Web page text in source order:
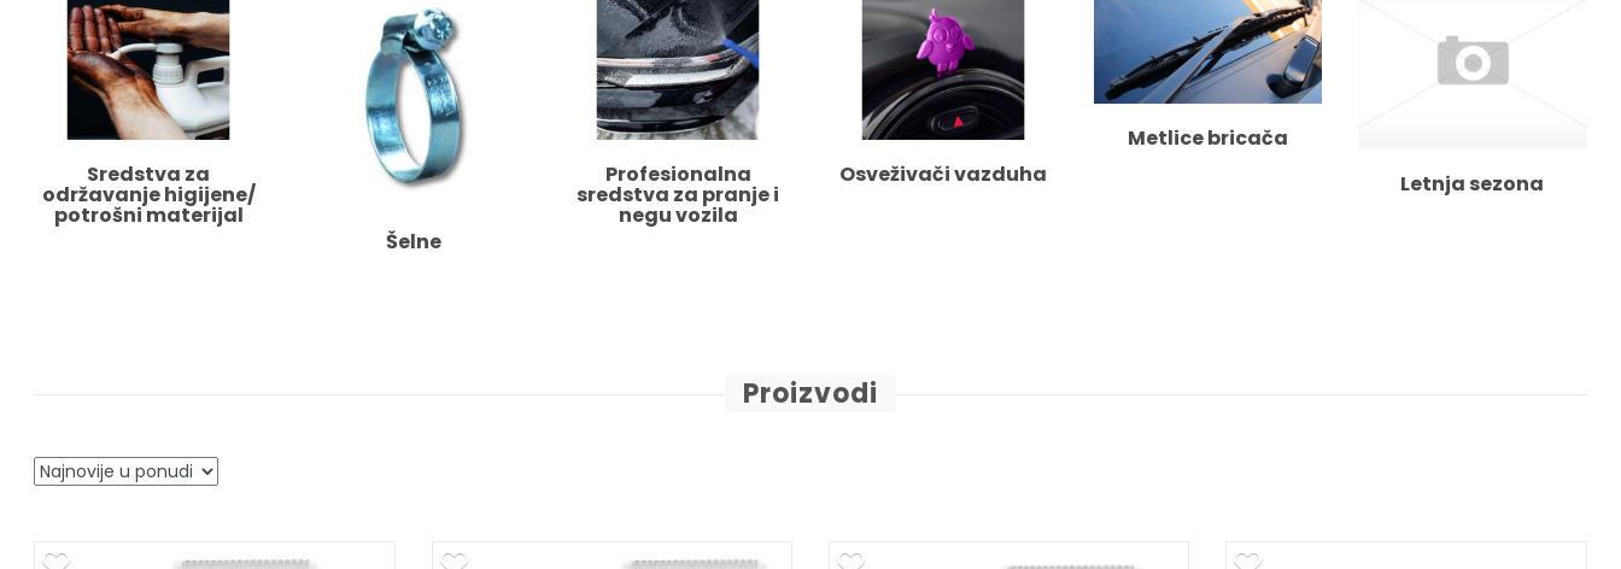
Sredstva za
održavanje higijene/
potrošni materijal
Šelne
Profesionalna
sredstva za pranje i
negu vozila
Osveživači vazduha
Metlice bricača
Letnja sezona
Proizvodi